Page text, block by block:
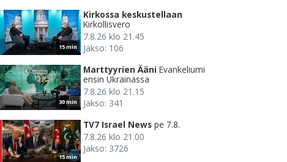
15 min
Kirkossa keskustellaan
Kirkollisvero
7.8.26 klo 21.45
Jakso: 106
30 min
Marttyyrien Ääni Evankeliumi
ensin Ukrainassa
7.8.26 klo 21.15
Jakso: 341
15 min
TV7 Israel News pe 7.8.
7.8.26 klo 21.00
Jakso: 3726